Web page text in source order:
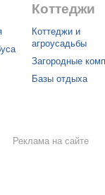
Коттеджи
Коттеджи и
агроусадьбы
Загородные
Базы отдыха
Реклама на сайте